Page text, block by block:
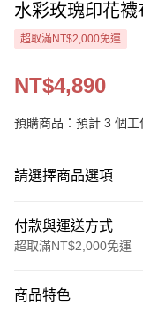
水彩玫瑰印花
超取滿NT$2,000免運
NT$4,890
預購商品：預計 3 個工
請選擇商品選項
付款與運送方式
超取滿NT$2,000免運
信用卡一次付款
商品特色